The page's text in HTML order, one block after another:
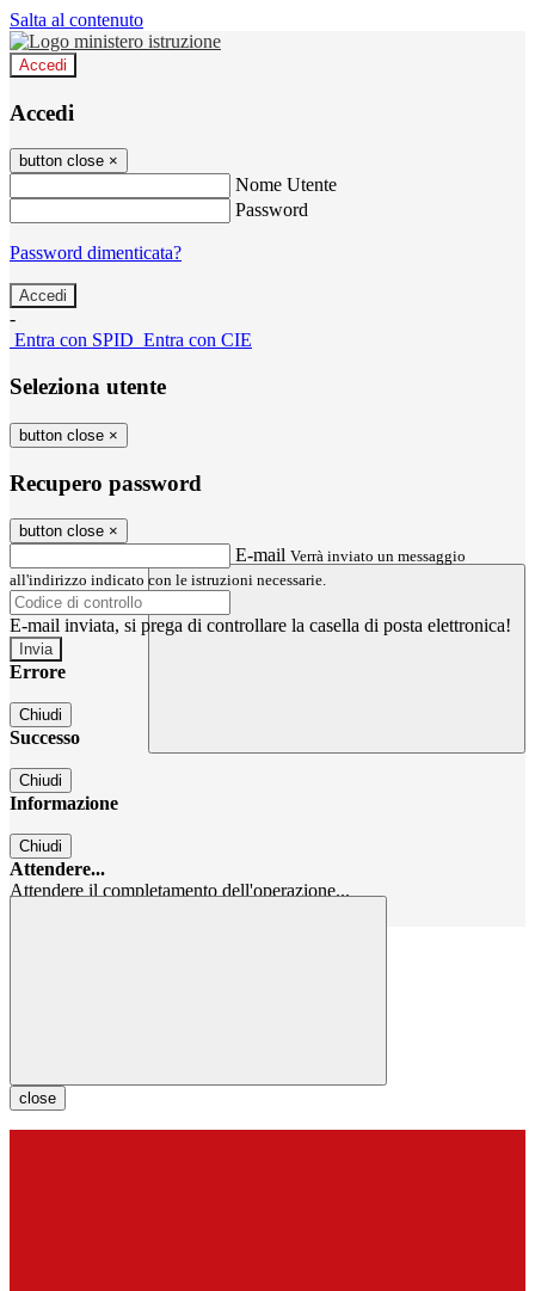
Salta al contenuto
Accedi
Accedi
button close ×
Nome Utente
Password
Password dimenticata?
-
Entra con SPID Entra con CIE
Seleziona utente
button close ×
Recupero password
button close ×
E-mail Verrà inviato un messaggio
all'indirizzo indicato con le istruzioni necessarie.
E-mail inviata, si prega di controllare la casella di posta elettronica!
Errore
Chiudi
Successo
Chiudi
Informazione
Chiudi
Attendere...
Attendere il completamento dell'operazione...
close